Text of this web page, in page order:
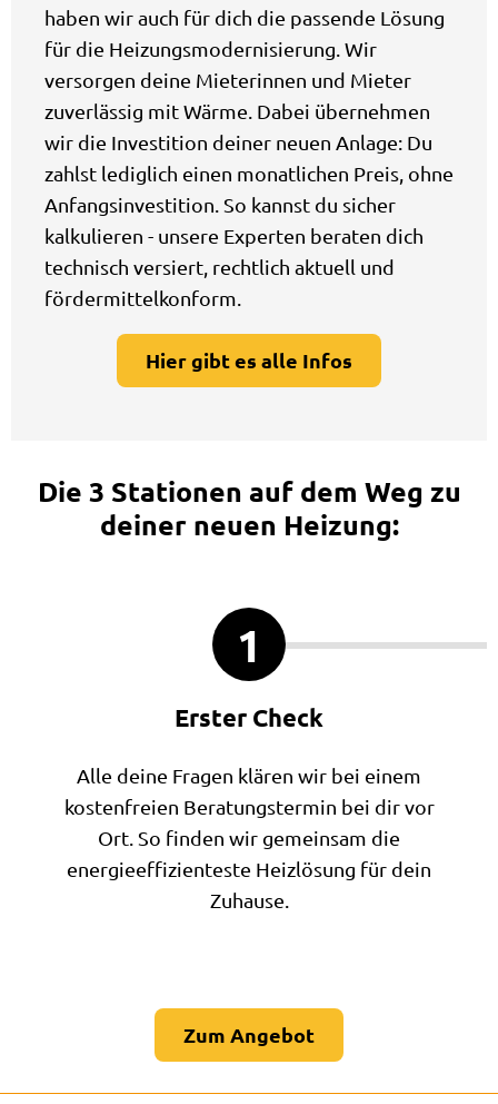
haben wir auch für dich die passende Lösung
für die Heizungsmodernisierung. Wir
versorgen deine Mieterinnen und Mieter
zuverlässig mit Wärme. Dabei übernehmen
wir die Investition deiner neuen Anlage: Du
zahlst lediglich einen monatlichen Preis, ohne
Anfangsinvestition. So kannst du sicher
kalkulieren - unsere Experten beraten dich
technisch versiert, rechtlich aktuell und
fördermittelkonform.
Hier gibt es alle Infos
Die 3 Stationen auf dem Weg zu
deiner neuen Heizung:
1
Erster Check
Alle deine Fragen klären wir bei einem
kostenfreien Beratungstermin bei dir vor
Ort. So finden wir gemeinsam die
energieeffizienteste Heizlösung für dein
Zuhause.
Zum Angebot